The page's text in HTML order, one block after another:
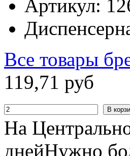
Артикул:
Все товары
119,71 руб
В
На
днейНужно